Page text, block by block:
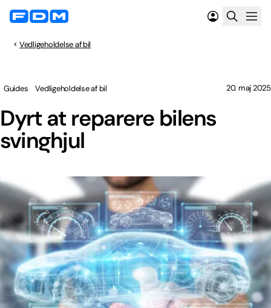
Vedligeholdelse af bil
Dyrt at reparere bilens
svinghjul
Guides Vedligeholdelse af bil 20. maj 2025